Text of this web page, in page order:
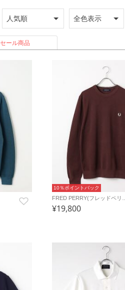
セール商品
10％ポイントバック
FRED PERRY(フレッドペリ…
¥19,800